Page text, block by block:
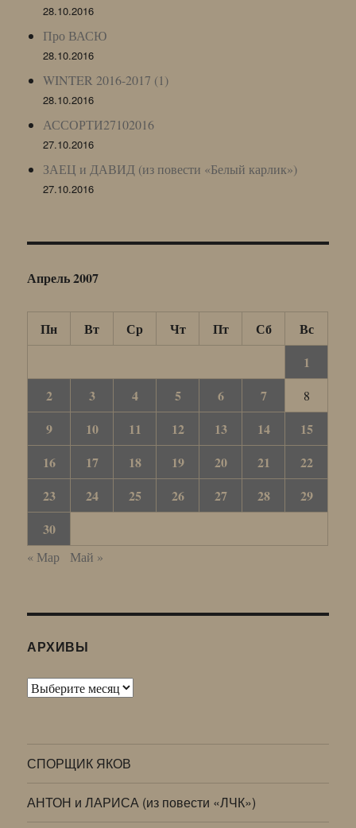
28.10.2016
Про ВАСЮ
28.10.2016
WINTER 2016-2017 (1)
28.10.2016
АССОРТИ27102016
27.10.2016
ЗАЕЦ и ДАВИД (из повести «Белый карлик»)
27.10.2016
Апрель 2007
Пн Вт Ср Чт Пт Сб
Вс
1
2
3 4 5 6 7 8
9 10 11 12 13 14
15
16
17 18 19 20 21
22
23
24 25 26 27 28
29
30
« Мар Май »
АРХИВЫ
Архивы
СПОРЩИК ЯКОВ
АНТОН и ЛАРИСА (из повести «ЛЧК»)